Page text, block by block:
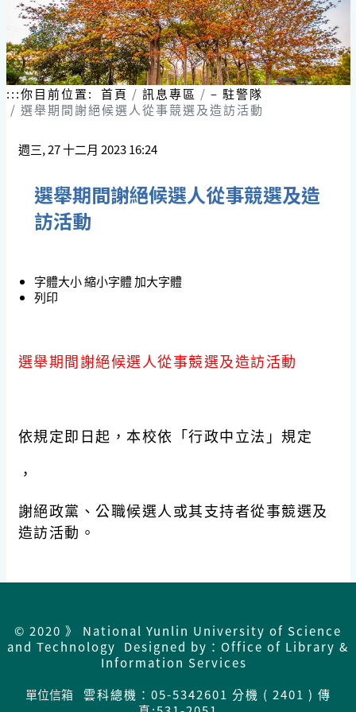
:::你目前位置: 首頁 訊息專區
– 駐警隊
選舉期間謝絕候選人從事競選及造訪活動
週三, 27 十二月 2023 16:24
選舉期間謝絕候選人從事競選及造
訪活動
字體大小縮小字體加大字體
列印
選舉期間謝絕候選人從事競選及造訪活動
依規定即日起，本校依「行政中立法」規定
，
謝絕政黨、公職候選人或其支持者從事競選及
造訪活動。
© 2020 》 National Yunlin University of Science
and Technology Designed by：Office of Library &
Information Services
單位信箱
雲科總機：05-5342601 分機 ( 2401 ) 傳